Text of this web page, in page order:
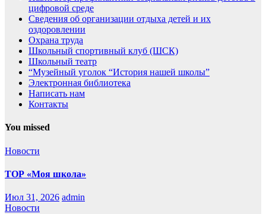
цифровой среде
Сведения об организации отдыха детей и их
оздоровлении
Охрана труда
Школьный спортивный клуб (ШСК)
Школьный театр
“Музейный уголок “История нашей школы”
Электронная библиотека
Написать нам
Контакты
You missed
Новости
ТОР «Моя школа»
Июл 31, 2026 admin
Новости